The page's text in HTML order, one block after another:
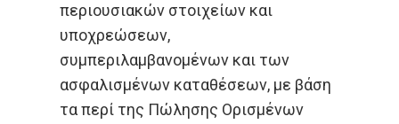
περιουσιακών στοιχείων και
υποχρεώσεων,
συμπεριλαμβανομένων και των
ασφαλισμένων καταθέσεων, με βάση
τα περί της Πώλησης Ορισμένων